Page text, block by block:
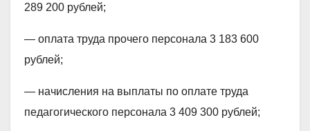
289 200 рублей;
— оплата труда прочего персонала 3 183 600
рублей;
— начисления на выплаты по оплате труда
педагогического персонала 3 409 300 рублей;